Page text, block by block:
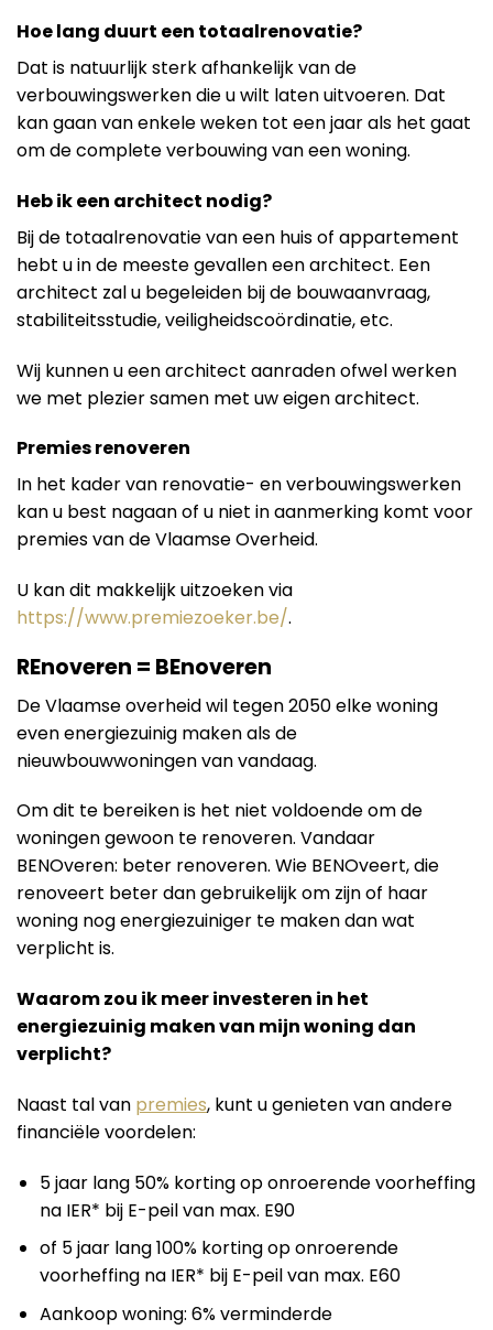
Hoe lang duurt een totaalrenovatie?
Dat is natuurlijk sterk afhankelijk van de
verbouwingswerken die u wilt laten uitvoeren. Dat
kan gaan van enkele weken tot een jaar als het gaat
om de complete verbouwing van een woning.
Heb ik een architect nodig?
Bij de totaalrenovatie van een huis of appartement
hebt u in de meeste gevallen een architect. Een
architect zal u begeleiden bij de bouwaanvraag,
stabiliteitsstudie, veiligheidscoördinatie, etc.
Wij kunnen u een architect aanraden ofwel werken
we met plezier samen met uw eigen architect.
Premies renoveren
In het kader van renovatie- en verbouwingswerken
kan u best nagaan of u niet in aanmerking komt voor
premies van de Vlaamse Overheid.
U kan dit makkelijk uitzoeken via
https://www.premiezoeker.be/.
REnoveren = BEnoveren
De Vlaamse overheid wil tegen 2050 elke woning
even energiezuinig maken als de
nieuwbouwwoningen van vandaag.
Om dit te bereiken is het niet voldoende om de
woningen gewoon te renoveren. Vandaar
BENOveren: beter renoveren. Wie BENOveert, die
renoveert beter dan gebruikelijk om zijn of haar
woning nog energiezuiniger te maken dan wat
verplicht is.
Waarom zou ik meer investeren in het
energiezuinig maken van mijn woning dan
verplicht?
Naast tal van premies, kunt u genieten van andere
financiële voordelen:
5 jaar lang 50% korting op onroerende voorheffing
na IER* bij E-peil van max. E90
of 5 jaar lang 100% korting op onroerende
voorheffing na IER* bij E-peil van max. E60
Aankoop woning: 6% verminderde